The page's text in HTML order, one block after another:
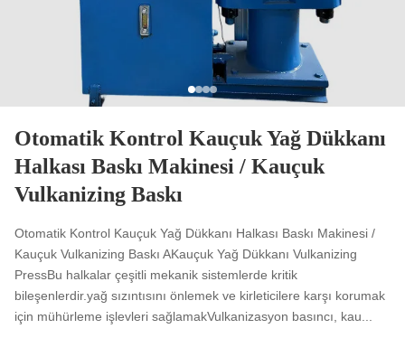
Otomatik Kontrol Kauçuk Yağ Dükkanı
Halkası Baskı Makinesi / Kauçuk
Vulkanizing Baskı
Otomatik Kontrol Kauçuk Yağ Dükkanı Halkası Baskı Makinesi /
Kauçuk Vulkanizing Baskı AKauçuk Yağ Dükkanı Vulkanizing
PressBu halkalar çeşitli mekanik sistemlerde kritik
bileşenlerdir.yağ sızıntısını önlemek ve kirleticilere karşı korumak
için mühürleme işlevleri sağlamakVulkanizasyon basıncı, kau...